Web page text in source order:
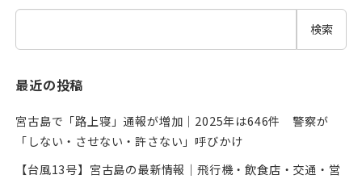
検索
最近の投稿
宮古島で「路上寝」通報が増加｜2025年は646件 警察が
「しない・させない・許さない」呼びかけ
【台風13号】宮古島の最新情報｜飛行機・飲食店・交通・営